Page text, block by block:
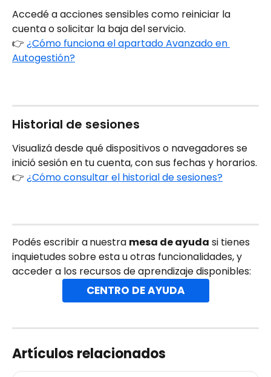
Accedé a acciones sensibles como reiniciar la
cuenta o solicitar la baja del servicio.
👉 ¿Cómo funciona el apartado Avanzado en
Autogestión?
Historial de sesiones
Visualizá desde qué dispositivos o navegadores se
inició sesión en tu cuenta, con sus fechas y horarios.
👉 ¿Cómo consultar el historial de sesiones?
Podés escribir anuestra mesa de ayuda si tienes
inquietudes sobre esta u otras funcionalidades, y
acceder a los recursos de aprendizaje disponibles:
CENTRO DE AYUDA
Artículos relacionados